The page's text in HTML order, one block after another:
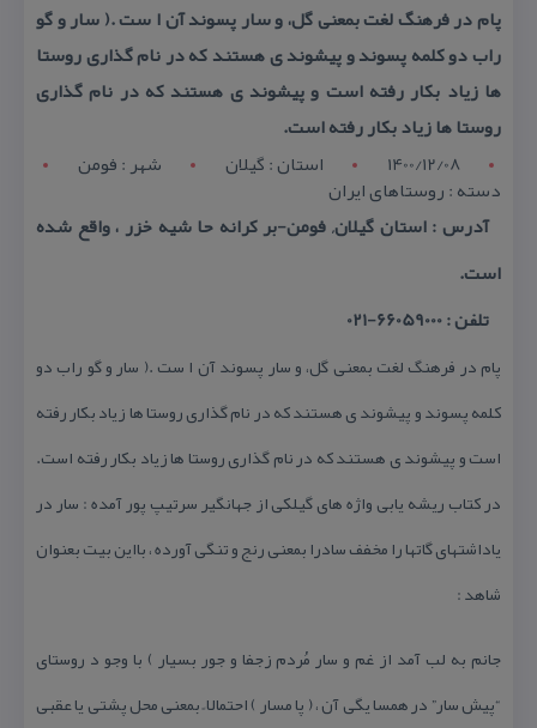
پام در فرهنگ لغت بمعنی گل، و سار پسوند آن ا ست .( سار و گو
راب دو كلمه پسوند و پیشوند ی هستند كه در نام گذاری روستا
ها زیاد بكار رفته است و پیشوند ی هستند كه در نام گذاری
روستا ها زیاد بكار رفته است.
1400/12/08
استان : گيلان شهر : فومن
دسته : روستاهای ایران
آدرس : استان گیلان, فومن-بر كرانه حا شیه خزر ، واقع شده
است.
تلفن : 66059000-021
پام در فرهنگ لغت بمعنی گل، و سار پسوند آن ا ست .( سار و گو راب دو
كلمه پسوند و پیشوند ی هستند كه در نام گذاری روستا ها زیاد بكار رفته
است و پیشوند ی هستند كه در نام گذاری روستا ها زیاد بكار رفته است.
در كتاب ریشه یابی واژه های گیلكی از جهانگیر سرتیپ پور آمده : سار در
یاداشتهای گاتها را مخفف سادرا بمعنی رنج و تنگی آورده ، بااین بیت بعنوان
شاهد :
جانم به لب آمد از غم و سار مُردم زجفا و جور بسیار ) با وجو د روستای
“پیش سار” در همسا یگی آن ، ( پا مسار ) احتمالا ً بمعنی محل پشتی یا عقبی